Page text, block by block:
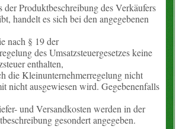
der Produktbeschreibung des Verkäufers
handelt es sich bei den angegebenen
§ 19 der
des Umsatzsteuergesetzes keine
enthalten,
Kleinunternehmerregelung nicht
nicht ausgewiesen wird. Gegebenenfalls
und Versandkosten werden in der
gesondert angegeben.